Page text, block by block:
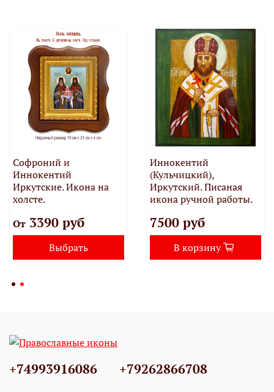
Софроний и
Иннокентий
Иркутские. Икона на
холсте.
От3390 руб
Выбрать
Иннокентий
(Кульчицкий),
Иркутский. Писаная
икона ручной работы.
7500 руб
В корзину
+74993916086 +79262866708